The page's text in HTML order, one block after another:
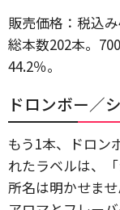
販売価格：税込
総本数202本。
44.2％。
ドロンボー／
もう1本、ドロン
れたラベルは、
所名は明かせま